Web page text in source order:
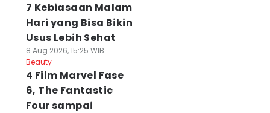
7 Kebiasaan Malam
Hari yang Bisa Bikin
Usus Lebih Sehat
8 Aug 2026, 15:25 WIB
Beauty
4 Film Marvel Fase
6, The Fantastic
Four sampai